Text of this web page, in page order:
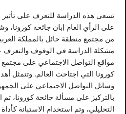
تسعى هذه الدراسة للتعرف على تأثير
على الرأي العام إبان جائحة كورونا،
من مجتمع منطقة حائل بالمملكة
مشكلة الدراسة في الوقوف والتعرف
مواقع التواصل الاجتماعي على
كورونا التي اجتاحت العالم. وتتمثل
وسائل التواصل الاجتماعي على
بالتركيز على مسألة جائحة كورونا،
التحليلي، وتم استخدام الاستبانة